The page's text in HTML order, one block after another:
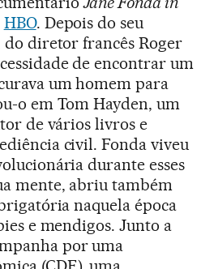
HBO. Depois do seu
diretor francês Roger
de encontrar um
um homem para
o em Tom Hayden, um
de vários livros e
civil. Fonda viveu
durante esses
mente, abriu também
naquela época
e mendigos. Junto a
por uma